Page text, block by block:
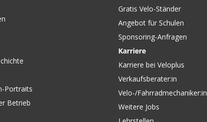
Portraits
Betrieb
Gratis Velo-Ständer
Angebot für Schulen
Sponsoring-Anfragen
Karriere
Karriere bei Veloplus
Verkaufsberater:in
Velo-/Fahrradmechaniker:in
Weitere Jobs